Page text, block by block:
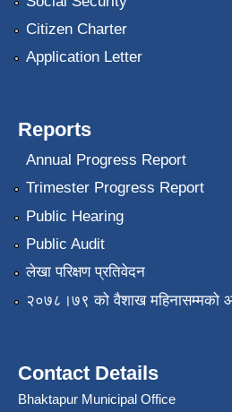
Citizen Charter
Application Letter
Reports
Annual Progress Report
Trimester Progress Report
Public Hearing
Public Audit
लेखा परिक्षण प्रतिवेदन
२०७८।७९ को वैशाख महिनासम्मको
Contact Details
Bhaktapur Municipal Office